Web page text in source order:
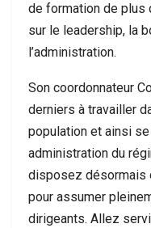
de formation de plus
sur le leadership, la
l’administration.
Son coordonnateur
derniers à travailler
population et ainsi
administration du
disposez désormais
pour assumer
dirigeants. Allez